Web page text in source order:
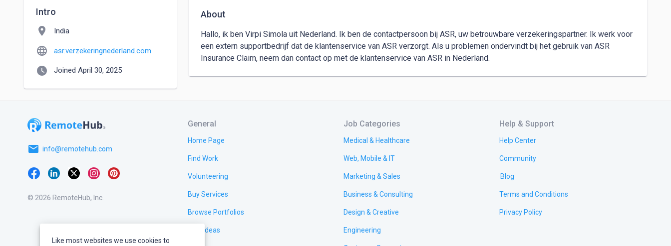
Intro
location_on India
language asr.verzekeringnederland.com
watch_later Joined April 30, 2025
About
Hallo, ik ben Virpi Simola uit Nederland. Ik ben de contactpersoon bij ASR, uw betrouwbare verzekeringspartner. Ik werk voor
een extern supportbedrijf dat de klantenservice van ASR verzorgt. Als u problemen ondervindt bij het gebruik van ASR
Insurance Claim, neem dan contact op met de klantenservice van ASR in Nederland.
email info@remotehub.com
© 2026 RemoteHub, Inc.
General
Home Page
Find Work
Volunteering
Buy Services
Browse Portfolios
Test Ideas
Job Categories
Medical & Healthcare
Web, Mobile & IT
Marketing & Sales
Business & Consulting
Design & Creative
Engineering
Help & Support
Help Center
Community
Blog
Terms and Conditions
Privacy Policy
Like most websites we use cookies to